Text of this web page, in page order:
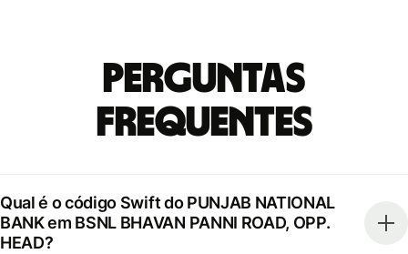
Perguntas
frequentes
Qual é o código Swift do PUNJAB NATIONAL
BANK em BSNL BHAVAN PANNI ROAD, OPP.
HEAD?